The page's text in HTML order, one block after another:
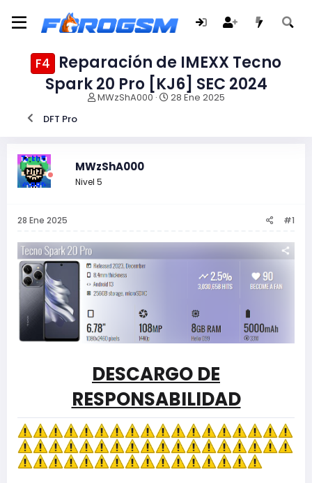
F4
Reparación de IMEXX Tecno
Spark 20 Pro [KJ6] SEC 2024
I
d
o
e
m
a
MWzShA000
F
28 Ene 2025
DFT Pro
MWzShA000
Nivel 5
28 Ene 2025 #1
DESCARGO DE
RESPONSABILIDAD